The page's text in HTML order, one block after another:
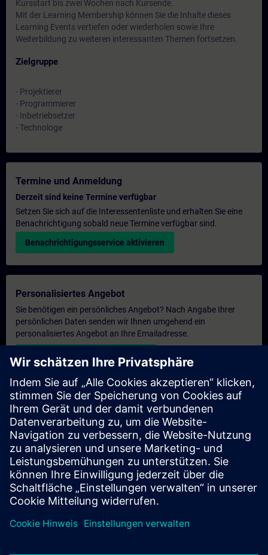
Kursstart bis zwei Wochen nach Kursende.
Mit der Learning Membership können Sie die Inhalte dieses
Learning Events vertiefen oder wiederholen sowie Ihre
Weiterbildung zu weiteren interessanten Themen fortsetzen.
Zielgruppe
- Projektierer
- Programmierer
- Inbetriebsetzer
- Technologe
Termine und Anmeldung
Derzeit sind keine Termine verfügbar
Setzen Sie sich auf die Interessentenliste und erhalten Sie eine
Benachrichtigung sobald neue Termine verfügbar sind.
Benachrichtigungsservice aktivieren
Personalisiertes Angebot
Sie benötigen ein persönliches Angebot? Nach Angabe Ihrer
persönlichen Daten senden wir Ihnen umgehend ein
personalisiertes Angebot an Ihre Emailadresse.
Persönliches Angebot zusenden
Anfrage Exklusivtraining
Haben Sie Bedarf an einem höheren Schulungsangebot und
brauchen ein exklusives Training – entweder vor Ort bei Ihnen,
virtuell oder in einem SITRAIN Trainingscenter? Nachdem Sie
uns Ihre persönlichen Daten und Ihren Trainingsbedarf
übermittelt haben, bekommen Sie von uns ein Angebot für eine
exklusive Schulung.
Exklusives Angebot anfragen